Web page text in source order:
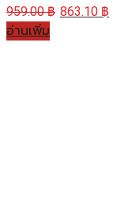
959.00฿ 863.10 ฿
อ่านเพิ่ม